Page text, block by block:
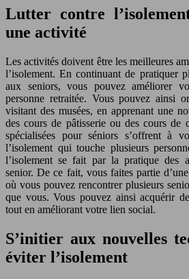
Lutter contre
une activité
Les activités doivent être les meilleures
l’isolement. En continuant de pratiquer
aux seniors, vous pouvez améliorer
personne retraitée. Vous pouvez ainsi
visitant des musées, en apprenant une
des cours de pâtisserie ou des cours de
spécialisées pour séniors s’offrent à
l’isolement qui touche plusieurs
l’isolement se fait par la pratique des
senior. De ce fait, vous faites partie
où vous pouvez rencontrer plusieurs
que vous. Vous pouvez ainsi acquérir
tout en améliorant votre lien social.
S’initier aux nouvelles
éviter l’isolement